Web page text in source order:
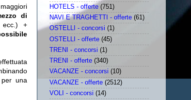
di
ecc.) +
per una
HOTELS - offerte (751)
NAVI E TRAGHETTI - offerte (61)
OSTELLI - concorsi (1)
OSTELLI - offerte (45)
TRENI - concorsi (1)
TRENI - offerte (340)
VACANZE - concorsi (10)
VACANZE - offerte (2512)
VOLI - concorsi (14)